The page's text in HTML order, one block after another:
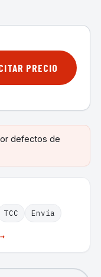
PRECIO
defectos de
TCC Envía